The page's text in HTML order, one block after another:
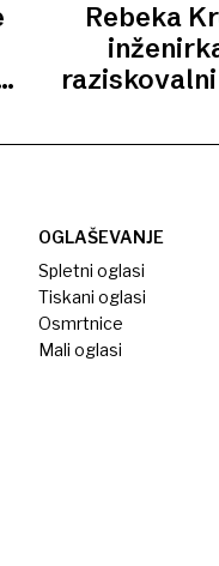
Rebeka
OGLAŠEVANJE
Spletni oglasi
Tiskani oglasi
Osmrtnice
Mali oglasi